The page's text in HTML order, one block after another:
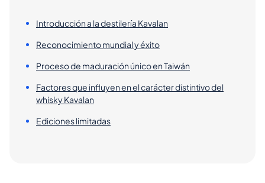
Introducción a la destilería Kavalan
Reconocimiento mundial y éxito
Proceso de maduración único en Taiwán
Factores que influyen en el carácter distintivo del
whisky Kavalan
Ediciones limitadas